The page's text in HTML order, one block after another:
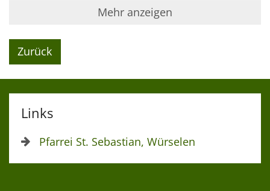
Mehr anzeigen
Zurück
Links
Pfarrei St. Sebastian, Würselen